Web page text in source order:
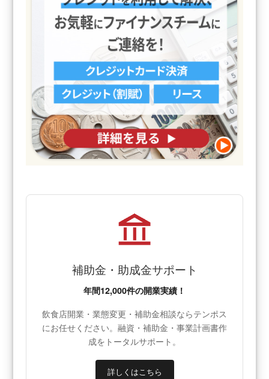
補助金・助成金サポート
年間12,000件の開業実績！
飲食店開業・業態変更・補助金相談ならテンポス
にお任せください。融資・補助金・事業計画書作
成をトータルサポート。
詳しくはこちら